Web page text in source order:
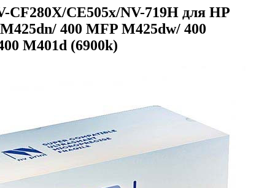
CE505x/NV-719H для HP
400 MFP M425dw/ 400
M401d (6900k)